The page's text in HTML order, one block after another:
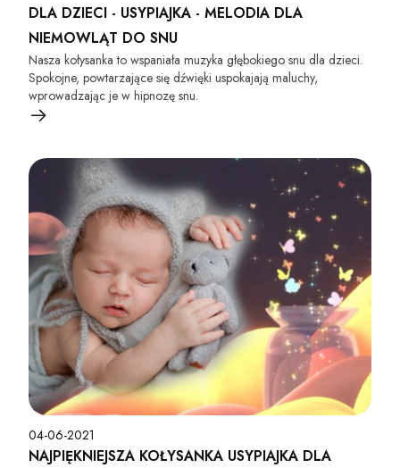
DLA DZIECI - USYPIAJKA - MELODIA DLA
NIEMOWLĄT DO SNU
Nasza kołysanka to wspaniała muzyka głębokiego snu dla dzieci.
Spokojne, powtarzające się dźwięki uspokajają maluchy,
wprowadzając je w hipnozę snu.
04-06-2021
NAJPIĘKNIEJSZA KOŁYSANKA USYPIAJKA DLA